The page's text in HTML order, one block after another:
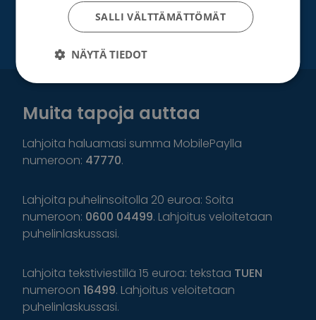
Muita tapoja auttaa
Lahjoita haluamasi summa MobilePaylla
numeroon: 47770.
Lahjoita puhelinsoitolla 20 euroa: Soita
numeroon: 0600 04499. Lahjoitus veloitetaan
puhelinlaskussasi.
Lahjoita tekstiviestillä 15 euroa: tekstaa TUEN
numeroon 16499. Lahjoitus veloitetaan
puhelinlaskussasi.
SALLI VÄLTTÄMÄTTÖMÄT
NÄYTÄ TIEDOT